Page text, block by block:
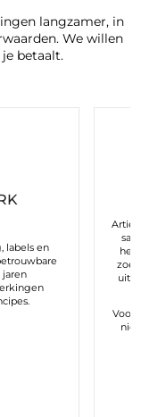
langzamer, in
We willen
betaalt.
labels en
uit
Voor